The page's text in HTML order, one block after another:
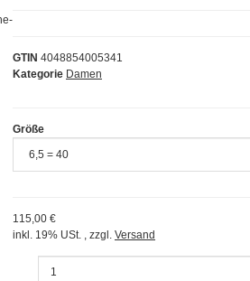
GTIN 4048854005341
Kategorie Damen
Größe
115,00 €
inkl. 19% USt. , zzgl. Versand